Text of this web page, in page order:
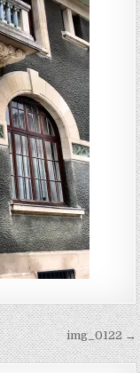
img_0122 →